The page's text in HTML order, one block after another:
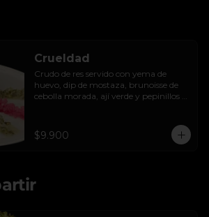
Crueldad
Crudo de res servido con yema de
huevo, dip de mostaza, brunoisse de
cebolla morada, ají verde y pepinillos
$9.900